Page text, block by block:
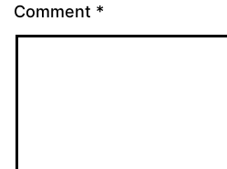
Comment *